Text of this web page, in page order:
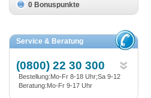
0 Bonuspunkte
Service & Beratung
(0800) 22 30 300
Bestellung:Mo-Fr 8-18 Uhr;Sa 9-12
Beratung:Mo-Fr 9-17 Uhr